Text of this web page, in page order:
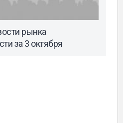
рынка
за 3 октября